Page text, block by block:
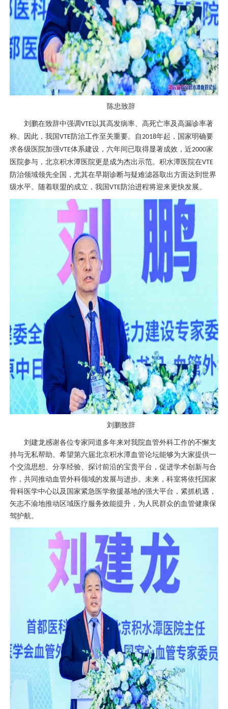
陈忠致辞
刘鹏在致辞中强调VTE以其高发病率、高死亡率及高漏诊率著
称。因此，我国 VTE防治工作至关重要。自2018年起，国家明确要
求各级医院加强VTE体系建设，六年间已取得显著成效，近2000家
医院参与，北京积水潭医院更是成为杰出示范。积水潭医院在VTE
防治领域领先全国，尤其在早期诊断与疑难滤器取出方面达到世界
级水平。随着联盟的成立，我国 VTE防治进程将迎来更快发展。
刘鹏致辞
刘建龙感谢各位专家同道多年来对我院血管外科工作的不懈支
持与无私帮助。希望第六届北京积水潭血管论坛能够为大家提供一
个交流思想、分享经验、探讨前沿的宝贵平台，促进学术创新与合
作，共同推动 血管外科领域的发展与进步。未来，科室将依托国家
骨科 医学中心以及国家紧急医学救援基地的强大平台，紧抓机遇，
矢志不渝地推动区域医疗服务效能提升，为人民群众的血管健康保
驾护航。